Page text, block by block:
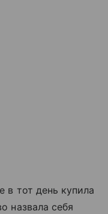
в тот день купила
назвала себя